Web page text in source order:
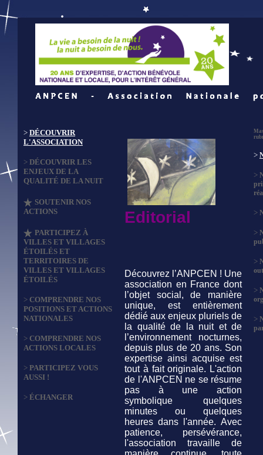
> DÉCOUVRIR
L'ASSOCIATION
> DÉCOUVRIR LES
ENJEUX DE LA
QUALITÉ DE LA NUIT
SOUTENIR NOS
ACTIONS
PARTICIPEZ À
VILLES ET VILLAGES
ÉTOILÉS ET
TERRITOIRES DE
VILLES ET VILLAGES
ÉTOILÉS
> COMPRENDRE NOS
POSITIONS ET ACTIONS
NATIONALES
> COMPRENDRE NOS
ACTIONS LOCALES
> PARTICIPEZ VOUS
AUSSI !
> ÉCHANGER
Editorial
Découvrez l’ANPCEN ! Une
association en France dont
l’objet social, de manière
unique, est entièrement
dédié aux enjeux pluriels de
la qualité de la nuit et de
l’environnement nocturnes,
depuis plus de 20 ans. Son
expertise ainsi acquise est
tout à fait originale. L'action
de l'ANPCEN ne se résume
pas à une action
symbolique quelques
minutes ou quelques
heures dans l'année. Avec
patience, persévérance,
l'association travaille de
>
>
>
>
>
>
>